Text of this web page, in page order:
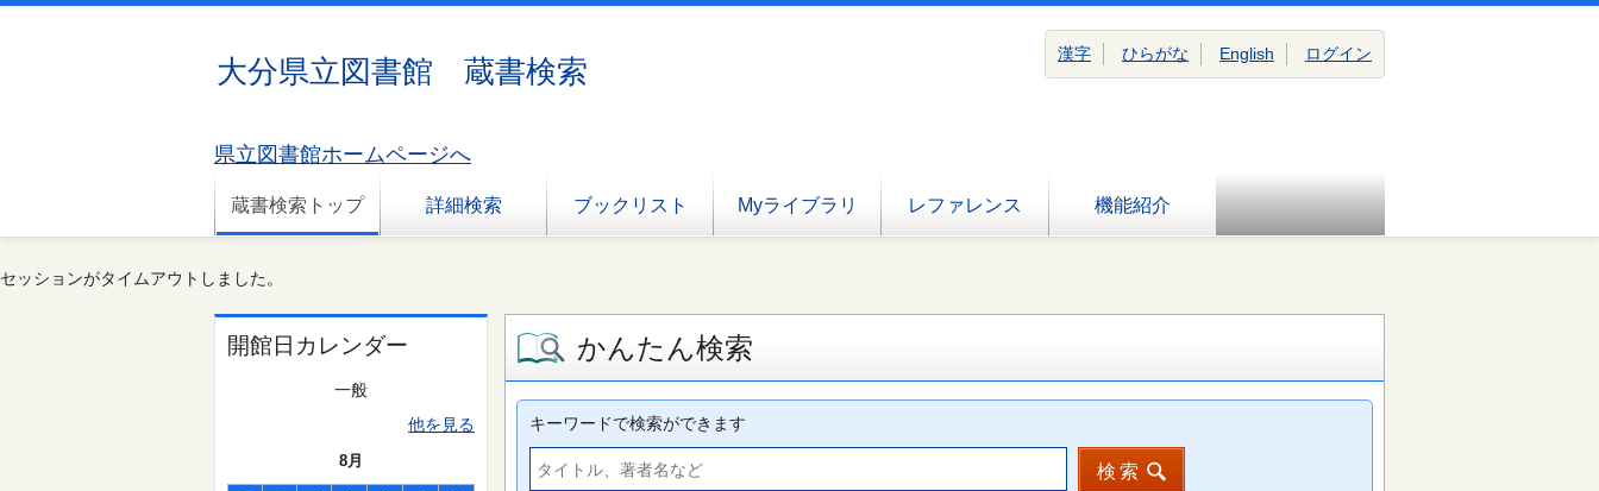
大分県立図書館 蔵書検索
県立図書館ホームページへ
蔵書検索トップ 詳細検索 ブックリスト Myライブラリ レファレンス 機能紹介
漢字 ひらがな English ログイン
セッションがタイムアウトしました。
開館日カレンダー
一般
他を見る
8月
かんたん検索
キーワードで検索ができます
検索